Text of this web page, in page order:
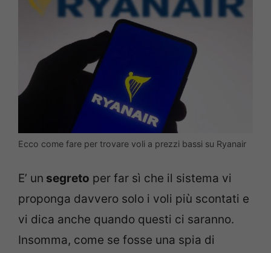
Ecco come fare per trovare voli a prezzi bassi su Ryanair
E’ un segreto per far sì che il sistema vi
proponga davvero solo i voli più scontati e
vi dica anche quando questi ci saranno.
Insomma, come se fosse una spia di